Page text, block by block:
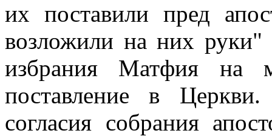
их поставили пред
возложили на них
избрания Матфия на
поставление в
согласия собрания